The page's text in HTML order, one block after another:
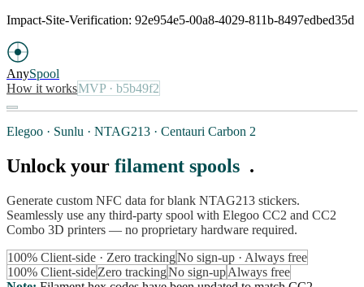
Impact-Site-Verification: 92e954e5-00a8-4029-811b-8497edbed35d
AnySpool
How it worksMVP· b5b49f2
Elegoo · Sunlu · NTAG213 · Centauri Carbon 2
Unlock your filament spools .
Generate custom NFC data for blank NTAG213 stickers.
Seamlessly use any third-party spool with Elegoo CC2 and CC2
Combo 3D printers — no proprietary hardware required.
100% Client-side · Zero trackingNo sign-up · Always free
100% Client-sideZero trackingNo sign-upAlways free